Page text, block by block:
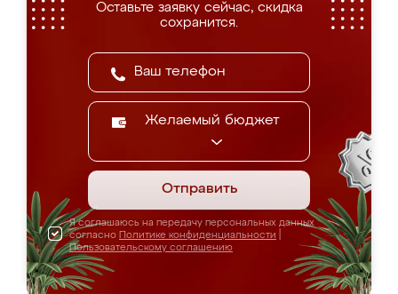
Оставьте заявку сейчас, скидка
сохранится.
Желаемый бюджет
Отправить
Я соглашаюсь на передачу персональных данных
согласно Политике конфиденциальности
Пользовательскому соглашению